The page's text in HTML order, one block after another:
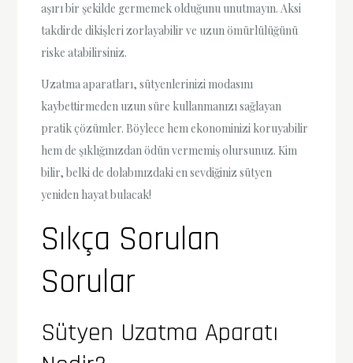
aşırı bir şekilde germemek olduğunu unutmayın. Aksi
takdirde dikişleri zorlayabilir ve uzun ömürlülüğünü
riske atabilirsiniz.
Uzatma aparatları, sütyenlerinizi modasını
kaybettirmeden uzun süre kullanmanızı sağlayan
pratik çözümler. Böylece hem ekonominizi koruyabilir
hem de şıklığınızdan ödün vermemiş olursunuz. Kim
bilir, belki de dolabınızdaki en sevdiğiniz sütyen
yeniden hayat bulacak!
Sıkça Sorulan
Sorular
Sütyen Uzatma Aparatı